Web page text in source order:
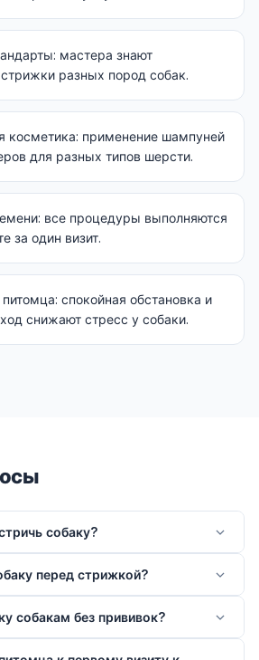
мастера знают
разных пород собак.
косметика: применение шампуней
для разных типов шерсти.
все процедуры выполняются
за один визит.
спокойная обстановка и
снижают стресс у собаки.
собаку?
перед стрижкой?
собакам без прививок?